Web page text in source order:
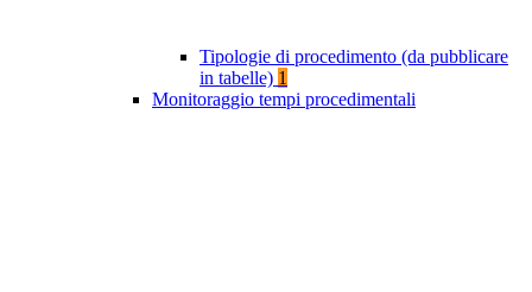
Tipologie di procedimento (da pubblicare
in tabelle) 1
Monitoraggio tempi procedimentali